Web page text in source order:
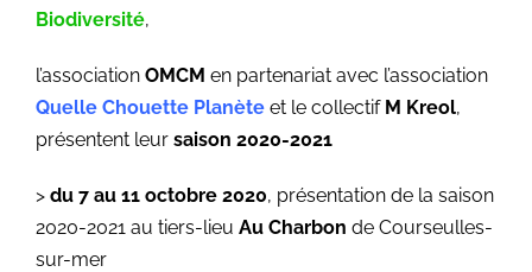
Biodiversité,
l’association OMCM en partenariat avec l’association
Quelle Chouette Planète et le collectif M Kreol,
présentent leur saison 2020-2021
> du 7 au 11 octobre 2020, présentation de la saison
2020-2021 au tiers-lieu Au Charbon de Courseulles-
sur-mer